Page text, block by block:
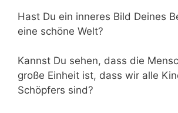
Hast Du ein inneres Bild Deines
eine schöne Welt?
Kannst Du sehen, dass die
große Einheit ist, dass wir alle
Schöpfers sind?